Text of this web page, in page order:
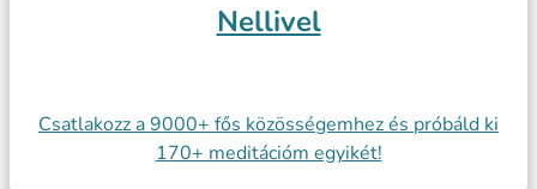
Nellivel
Csatlakozz a 9000+ fős közösségemhez és próbáld ki
170+ meditációm egyikét!